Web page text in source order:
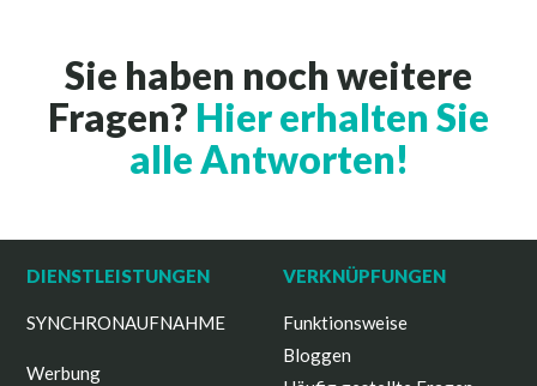
Sie haben noch weitere
Fragen? Hier erhalten Sie
alle Antworten!
DIENSTLEISTUNGEN
SYNCHRONAUFNAHME
Werbung
VERKNÜPFUNGEN
Funktionsweise
Bloggen